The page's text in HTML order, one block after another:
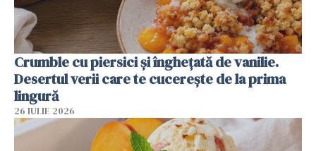
Crumble cu piersici și înghețată de vanilie.
Desertul verii care te cucerește de la prima
lingură
26 IULIE 2026